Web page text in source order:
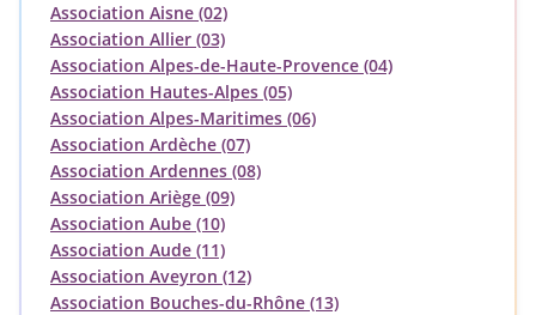
Association Aisne (02)
Association Allier (03)
Association Alpes-de-Haute-Provence (04)
Association Hautes-Alpes (05)
Association Alpes-Maritimes (06)
Association Ardèche (07)
Association Ardennes (08)
Association Ariège (09)
Association Aube (10)
Association Aude (11)
Association Aveyron (12)
Association Bouches-du-Rhône (13)